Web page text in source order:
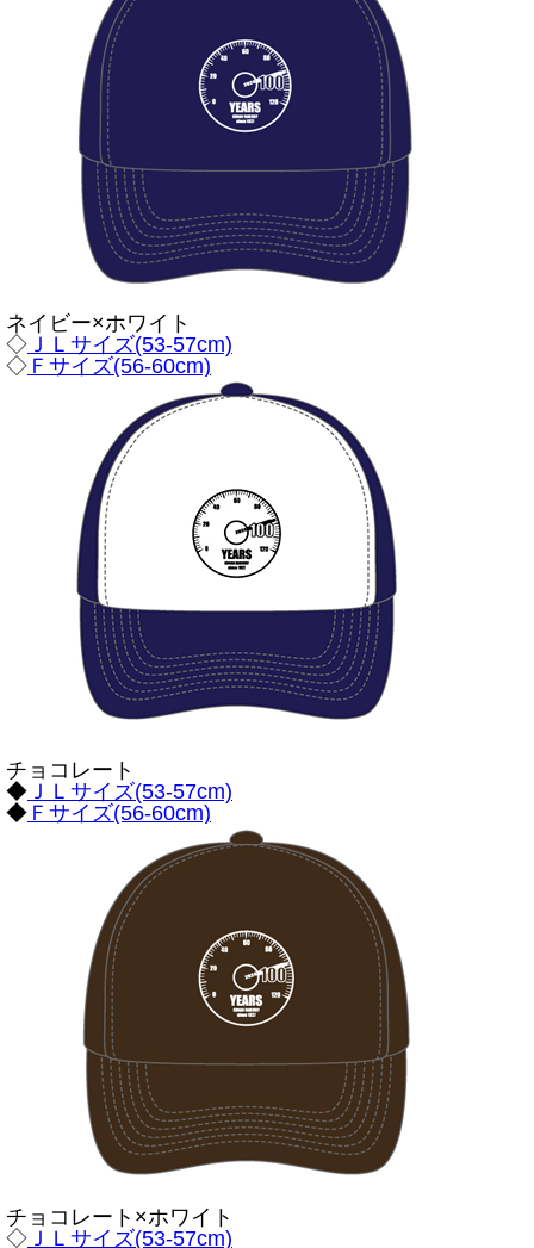
ネイビー×ホワイト
◇ ＪＬサイズ(53-57cm)
◇ Ｆサイズ(56-60cm)
チョコレート
◆ ＪＬサイズ(53-57cm)
◆ Ｆサイズ(56-60cm)
チョコレート×ホワイト
◇ ＪＬサイズ(53-57cm)